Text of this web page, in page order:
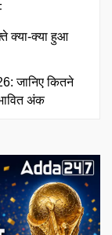
क्या-क्या हुआ
जानिए कितने
अंक